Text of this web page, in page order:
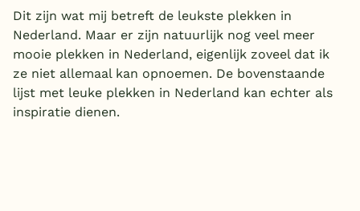
Dit zijn wat mij betreft de leukste plekken in
Nederland. Maar er zijn natuurlijk nog veel meer
mooie plekken in Nederland, eigenlijk zoveel dat ik
ze niet allemaal kan opnoemen. De bovenstaande
lijst met leuke plekken in Nederland kan echter als
inspiratie dienen.